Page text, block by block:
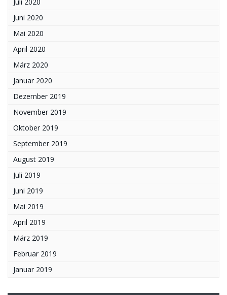
Juni 2020
Mai 2020
April 2020
März 2020
Januar 2020
Dezember 2019
November 2019
Oktober 2019
September 2019
August 2019
Juli 2019
Juni 2019
Mai 2019
April 2019
März 2019
Februar 2019
Januar 2019